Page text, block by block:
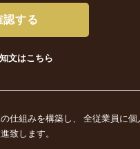
認する
文はこちら
仕組みを構築し、 全従業員に
致します。